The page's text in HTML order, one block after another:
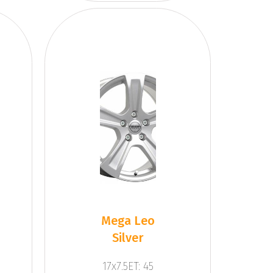
Mega Leo
Silver
17x7.5ET: 45